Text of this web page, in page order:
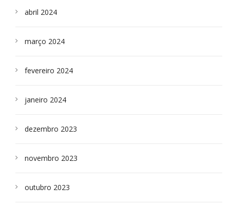
abril 2024
março 2024
fevereiro 2024
janeiro 2024
dezembro 2023
novembro 2023
outubro 2023